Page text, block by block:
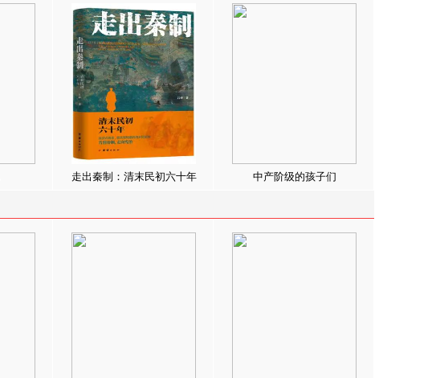
走出秦制：清末民初六十年 中产阶级的孩子们